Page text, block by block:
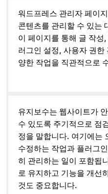
워드프레스 관리자 페이
콘텐츠를 관리할 수 있는
이 페이지를 통해 글 작성
러그인 설정, 사용자 권
양한 작업을 직관적으로
유지보수는 웹사이트가
수 있도록 주기적으로 점
정을 말합니다. 여기에는
수정하는 작업과 플러그
히 관리하는 일이 포함됩
로 유지하고 기능을 개선
것도 중요합니다.